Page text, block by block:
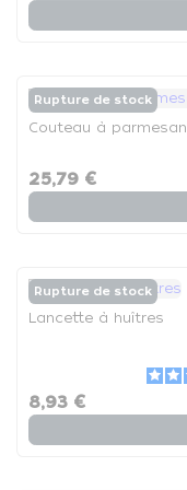
Rupture de stock
Couteau à parmesan
25,79 €
Rupture de stock
Lancette à huîtres
8,93 €